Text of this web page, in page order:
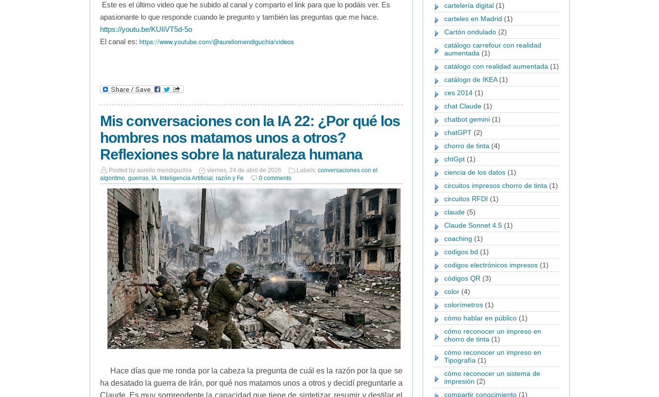
Este es el último video que he subido al canal y comparto el link para que lo podáis ver. Es
apasionante lo que responde cuando le pregunto y también las preguntas que me hace.
https://youtu.be/KUIiVT5d-5o
El canal es: https://www.youtube.com/@aureliomendiguchia/videos
Mis conversaciones con la IA 22: ¿Por qué los
hombres nos matamos unos a otros?
Reflexiones sobre la naturaleza humana
Posted by aurelio mendiguchia viernes, 24 de abril de 2026 Labels: conversaciones con el
algoritmo, guerras, IA, Inteligencia Artificial , razón y Fe 0 comments
Hace días que me ronda por la cabeza la pregunta de cuál es la razón por la que se
ha desatado la guerra de Irán, por qué nos matamos unos a otros y decidí preguntarle a
Claude. Es muy sorprendente la capacidad que tiene de sintetizar, resumir y destilar el
cartelería digital (1)
carteles en Madrid (1)
Cartón ondulado (2)
catálogo carrefour con realidad
aumentada (1)
catálogo con realidad aumentada (1)
catálogo de IKEA (1)
ces 2014 (1)
chat Claude (1)
chatbot gemini (1)
chatGPT (2)
chorro de tinta (4)
chtGpt (1)
ciencia de los datos (1)
circuitos impresos chorro de tinta (1)
circuitos RFDI (1)
claude (5)
Claude Sonnet 4.5 (1)
coaching (1)
codigos bd (1)
codigos electrónicos impresos (1)
códigos QR (3)
color (4)
colorímetros (1)
cómo hablar en público (1)
cómo reconocer un impreso en
chorro de tinta (1)
cómo reconocer un impreso en
Tipografía (1)
cómo reconocer un sistema de
impresión (2)
compartir conocimiento (1)